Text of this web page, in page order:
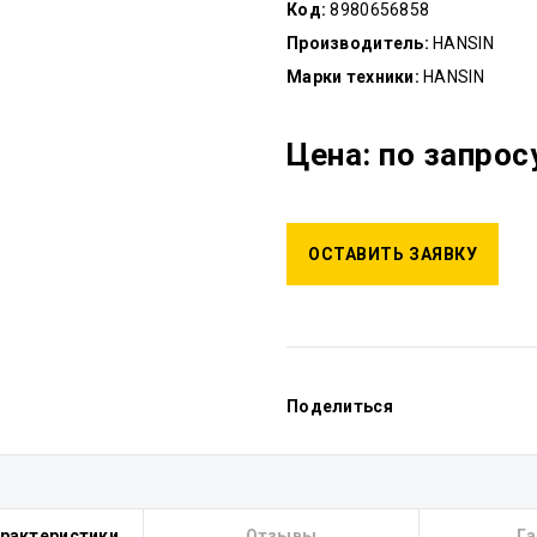
Код: 8980656858
Производитель: HANSIN
Марки техники: HANSIN
Цена: по
ОСТАВИТЬ ЗАЯВКУ
Поделиться